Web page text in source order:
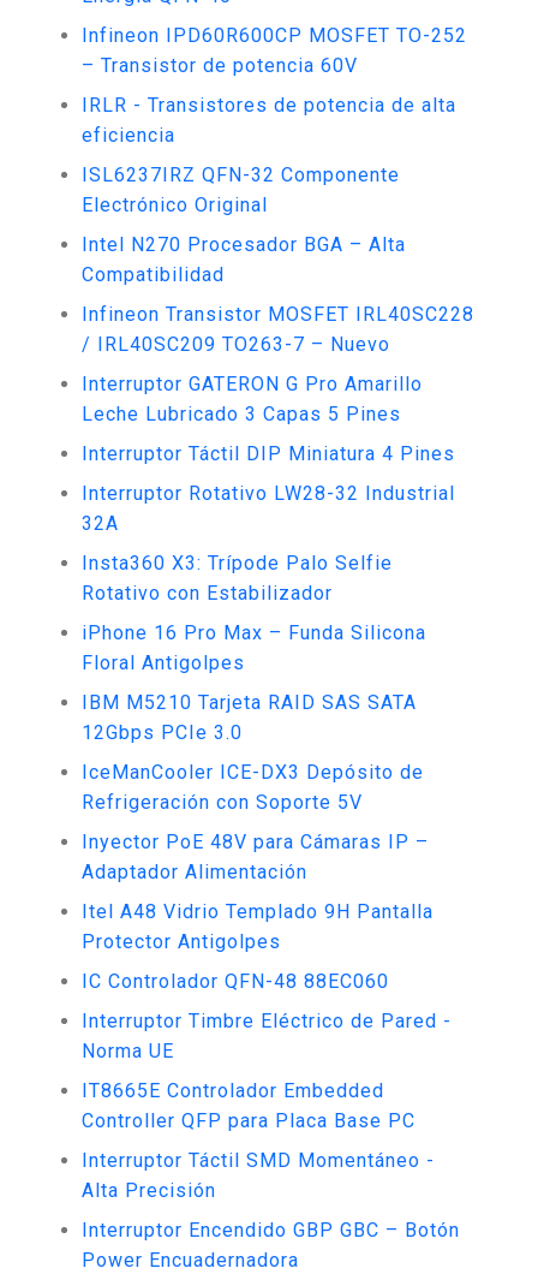
Infineon IPD60R600CP MOSFET TO-252
– Transistor de potencia 60V
IRLR - Transistores de potencia de alta
eficiencia
ISL6237IRZ QFN-32 Componente
Electrónico Original
Intel N270 Procesador BGA – Alta
Compatibilidad
Infineon Transistor MOSFET IRL40SC228
/ IRL40SC209 TO263-7 – Nuevo
Interruptor GATERON G Pro Amarillo
Leche Lubricado 3 Capas 5 Pines
Interruptor Táctil DIP Miniatura 4 Pines
Interruptor Rotativo LW28-32 Industrial
32A
Insta360 X3: Trípode Palo Selfie
Rotativo con Estabilizador
iPhone 16 Pro Max – Funda Silicona
Floral Antigolpes
IBM M5210 Tarjeta RAID SAS SATA
12Gbps PCIe 3.0
IceManCooler ICE-DX3 Depósito de
Refrigeración con Soporte 5V
Inyector PoE 48V para Cámaras IP –
Adaptador Alimentación
Itel A48 Vidrio Templado 9H Pantalla
Protector Antigolpes
IC Controlador QFN-48 88EC060
Interruptor Timbre Eléctrico de Pared -
Norma UE
IT8665E Controlador Embedded
Controller QFP para Placa Base PC
Interruptor Táctil SMD Momentáneo -
Alta Precisión
Interruptor Encendido GBP GBC – Botón
Power Encuadernadora